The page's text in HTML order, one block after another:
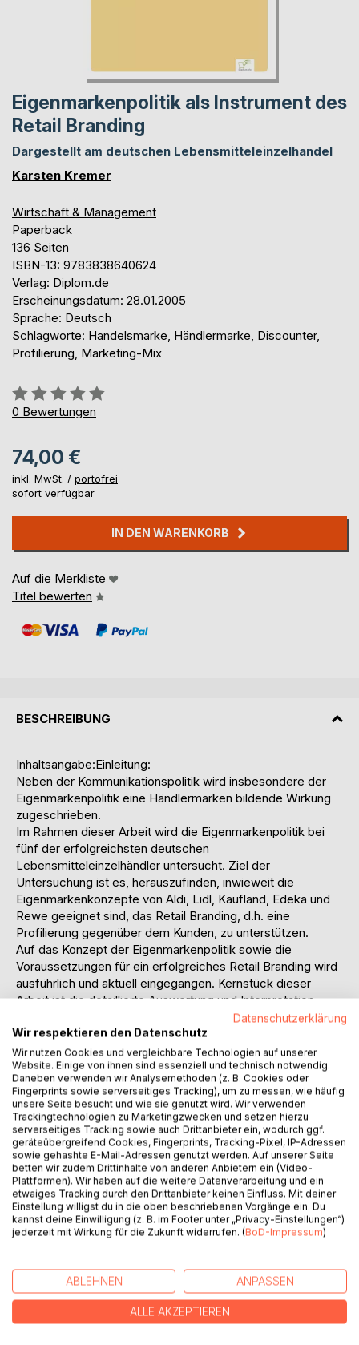
Eigenmarkenpolitik als Instrument des
Retail Branding
Dargestellt am deutschen Lebensmitteleinzelhandel
Karsten Kremer
Wirtschaft & Management
Paperback
136 Seiten
ISBN-13: 9783838640624
Verlag: Diplom.de
Erscheinungsdatum: 28.01.2005
Sprache: Deutsch
Schlagworte: Handelsmarke, Händlermarke, Discounter,
Profilierung, Marketing-Mix
Bewertung::
0%
0 Bewertungen
74,00 €
inkl. MwSt. / portofrei
sofort verfügbar
IN DEN WARENKORB
Auf die Merkliste
Titel bewerten
BESCHREIBUNG
Inhaltsangabe:Einleitung:
Neben der Kommunikationspolitik wird insbesondere der
Eigenmarkenpolitik eine Händlermarken bildende Wirkung
zugeschrieben.
Im Rahmen dieser Arbeit wird die Eigenmarkenpolitik bei
fünf der erfolgreichsten deutschen
Lebensmitteleinzelhändler untersucht. Ziel der
Untersuchung ist es, herauszufinden, inwieweit die
Eigenmarkenkonzepte von Aldi, Lidl, Kaufland, Edeka und
Rewe geeignet sind, das Retail Branding, d.h. eine
Profilierung gegenüber dem Kunden, zu unterstützen.
Auf das Konzept der Eigenmarkenpolitik sowie die
Voraussetzungen für ein erfolgreiches Retail Branding wird
ausführlich und aktuell eingegangen. Kernstück dieser
Arbeit ist die detaillierte Auswertung und Interpretation
einer umfassenden Kundenbefragung zur Wahrnehmung
der absatzpolitischen Umsetzung der Eigenmarkenpolitik.
Diese wird jeweils mit der zuvor am POS beobachteten
Soll-Positionierung verglichen. Durch diese
Vorgehensweise werden die Stärken und Schwächen der
einzelnen LEH´ler sichtbar.
Die Studie beinhaltet ebenso detaillierte Angaben zu Preis-,
Sortiments- und Kommunikationspolitik der untersuchten
Händler. So werden u.a. die Sortimentsschwerpunkte der
einzelnen Eigenmarkenranges analysiert und die Frage der
Preisführerschaft anhand von Warenkorbvergleichen
beleuchtet.
Auf Basis der aktuellen wissenschaftlichen Handelsliteratur
sowie der Ergebnisse des umfassenden empirischen Teils
Erkenntnisse zur Profilierung mittels der Eigenmarken
verständlich hergeleitet.
Diese Diplomarbeit ist aufgrund ihres sehr aktuellen
Themas somit von Nutzen für eine Reihe von
Datenschutzerklärung
Wir respektieren den Datenschutz
Wir nutzen Cookies und vergleichbare Technologien auf unserer
Website. Einige von ihnen sind essenziell und technisch notwendig.
Daneben verwenden wir Analysemethoden (z. B. Cookies oder
Fingerprints sowie serverseitiges Tracking), um zu messen, wie häufig
unsere Seite besucht und wie sie genutzt wird. Wir verwenden
Trackingtechnologien zu Marketingzwecken und setzen hierzu
serverseitiges Tracking sowie auch Drittanbieter ein, wodurch ggf.
geräteübergreifend Cookies, Fingerprints, Tracking-Pixel, IP-Adressen
sowie gehashte E-Mail-Adressen genutzt werden. Auf unserer Seite
betten wir zudem Drittinhalte von anderen Anbietern ein (Video-
Plattformen). Wir haben auf die weitere Datenverarbeitung und ein
etwaiges Tracking durch den Drittanbieter keinen Einfluss. Mit deiner
Einstellung willigst du in die oben beschriebenen Vorgänge ein. Du
kannst deine Einwilligung (z. B. im Footer unter „Privacy-Einstellungen“)
jederzeit mit Wirkung für die Zukunft widerrufen. (BoD-Impressum)
ABLEHNEN ANPASSEN
ALLE AKZEPTIEREN